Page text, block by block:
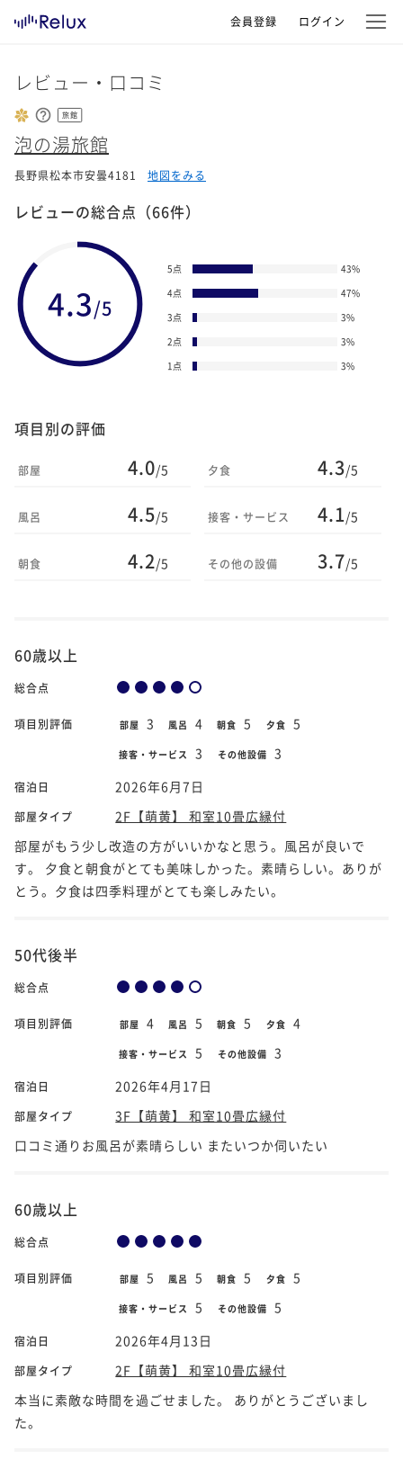
会員登録 ログイン
レビュー・口コミ
旅館
泡の湯旅館
長野県松本市安曇4181 地図をみる
レビューの総合点 （66件）
4.3/5
5点 43%
4点
47%
3点
3%
2点
3%
1点
3%
項目別の評価
部屋 4.0/5
風呂 4.5/5
朝食 4.2/5
夕食 4.3/5
接客・サービス 4.1/5
その他の設備 3.7/5
60歳以上
総合点
項目別評価 部屋 3 風呂 4 朝食 5 夕食 5
接客・サービス 3 その他設備 3
宿泊日 2026年6月7日
部屋タイプ
2F【萌黄】 和室10畳広縁付
部屋がもう少し改造の方がいいかなと思う。風呂が良いで
す。 夕食と朝食がとても美味しかった。素晴らしい。ありが
とう。夕食は四季料理がとても楽しみたい。
50代後半
総合点
項目別評価 部屋 4 風呂 5 朝食 5 夕食 4
接客・サービス 5 その他設備 3
宿泊日 2026年4月17日
部屋タイプ
3F【萌黄】 和室10畳広縁付
口コミ通りお風呂が素晴らしい またいつか伺いたい
60歳以上
総合点
項目別評価 部屋 5 風呂 5 朝食 5 夕食 5
接客・サービス 5 その他設備 5
宿泊日 2026年4月13日
部屋タイプ
2F【萌黄】 和室10畳広縁付
本当に素敵な時間を過ごせました。 ありがとうございまし
た。